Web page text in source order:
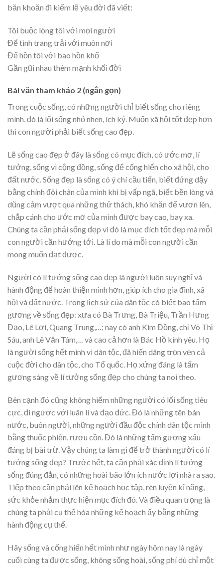
băn khoăn đi kiếm lẽ yêu đời đã viết:
Tôi buộc lòng tôi với mọi người
Để tình trang trải với muôn nơi
Để hồn tôi với bao hồn khổ
Gần gũi nhau thêm mạnh khối đời
Bài văn tham khảo 2 (ngắn gọn)
Trong cuộc sống, có những người chỉ biết sống cho riêng
mình, đó là lối sống nhỏ nhen, ích kỷ. Muốn xã hội tốt đẹp hơn
thì con người phải biết sống cao đẹp.
Lẽ sống cao đẹp ở đây là sống có mục đích, có ước mơ, lí
tưởng, sống vì cộng đồng, sống để cống hiến cho xã hội, cho
đất nước. Sống đẹp là sống có ý chí cầu tiến, biết đứng dậy
bằng chính đôi chân của mình khi bị vấp ngã, biết bền lòng và
dũng cảm vượt qua những thử thách, khó khăn để vươn lên,
chắp cánh cho ước mơ của mình được bay cao, bay xa.
Chúng ta cần phải sống đẹp vì đó là mục đích tốt đẹp mà mỗi
con người cần hướng tới. Là lí do mà mỗi con người cần
mong muốn đạt được.
Người có lí tưởng sống cao đẹp là người luôn suy nghĩ và
hành động để hoàn thiện mình hơn, giúp ích cho gia đình, xã
hội và đất nước. Trong lịch sử của dân tộc có biết bao tấm
gương về sống đẹp: xưa có Bà Trưng, Bà Triệu, Trần Hưng
Đạo, Lê Lợi, Quang Trung,…; nay có anh Kim Đồng, chị Võ Thị
Sáu, anh Lê Văn Tám,… và cao cả hơn là Bác Hồ kính yêu. Họ
là người sống hết mình vì dân tộc, đã hiến dâng trọn vẹn cả
cuộc đời cho dân tộc, cho Tổ quốc. Họ xứng đáng là tấm
gương sáng về lí tưởng sống đẹp cho chúng ta noi theo.
Bên cạnh đó cũng không hiếm những người có lối sống tiêu
cực, đi ngược với luân lí và đạo đức. Đó là những tên bán
nước, buôn người, những người đầu độc chính dân tộc mình
bằng thuốc phiện, rượu cồn. Đó là những tấm gương xấu
đáng bị bài trừ. Vậy chúng ta làm gì để trở thành người có lí
tưởng sống đẹp? Trước hết, ta cần phải xác định lí tưởng
sống đúng đắn, có những hoài bão lớn ích nước lợi nhà ra sao.
Tiếp theo cần phải lên kế hoạch học tập, rèn luyện kĩ năng,
sức khỏe nhằm thực hiện mục đích đó. Và điều quan trọng là
chúng ta phải cụ thể hóa những kế hoạch ấy bằng những
hành động cụ thể.
Hãy sống và cống hiến hết mình như ngày hôm nay là ngày
cuối cùng ta được sống, không sống hoài, sống phí dù chỉ một